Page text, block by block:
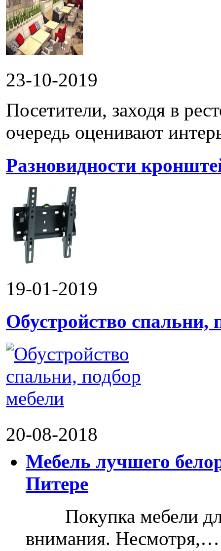
23-10-2019
Посетители, заходя в
очередь оценивают
Разновидности
19-01-2019
Обустройство спальни,
20-08-2018
Мебель лучшего
Питере
Покупка мебели для
внимания. Несмотря,…